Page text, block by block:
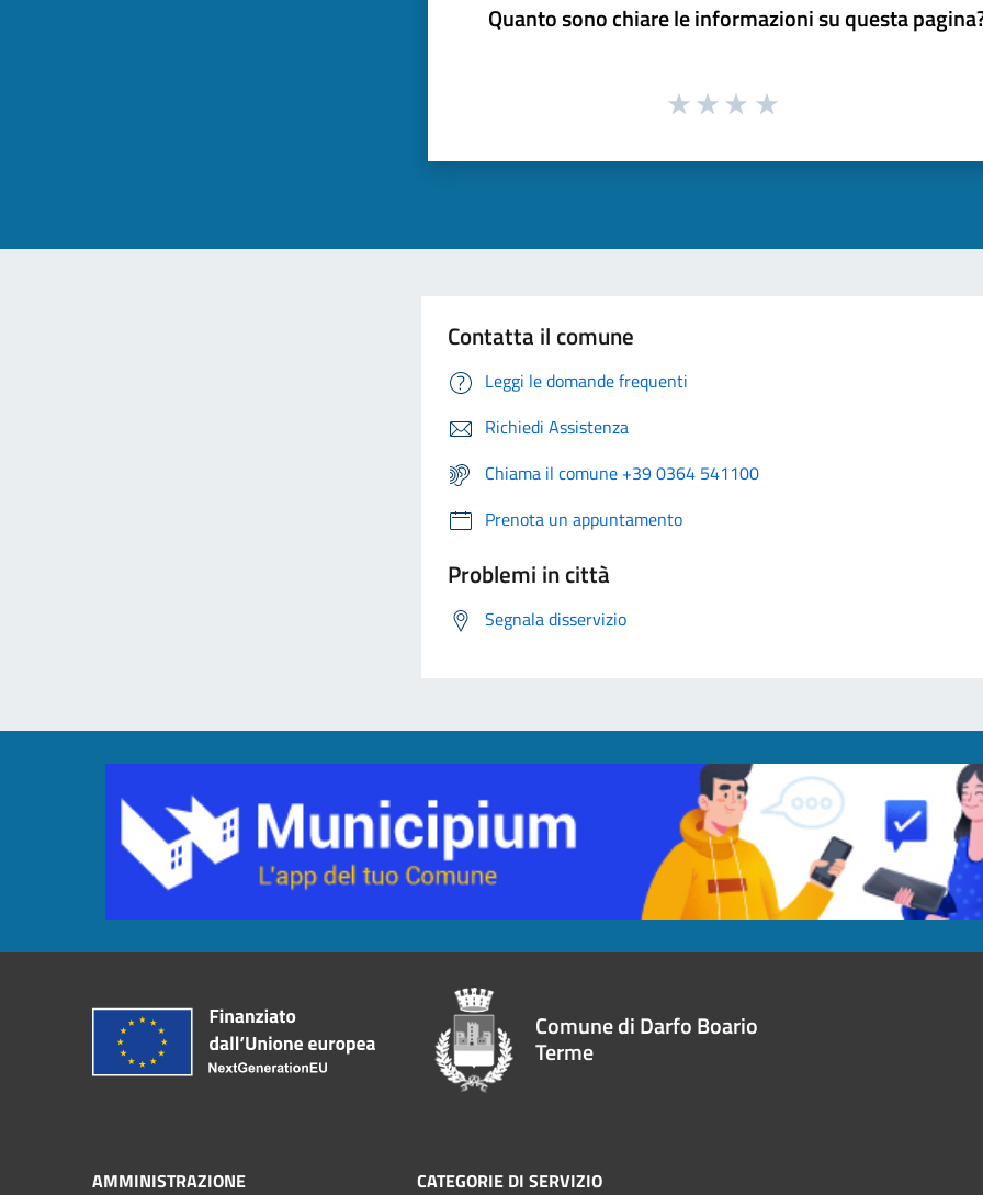
Quanto sono chiare le informazioni su questa
Contatta il comune
Leggi le domande frequenti
Richiedi Assistenza
Chiama il comune +39 0364 541100
Prenota un appuntamento
Problemi in città
Segnala disservizio
Comune di Darfo Boario
Terme
AMMINISTRAZIONE CATEGORIE DI SERVIZIO